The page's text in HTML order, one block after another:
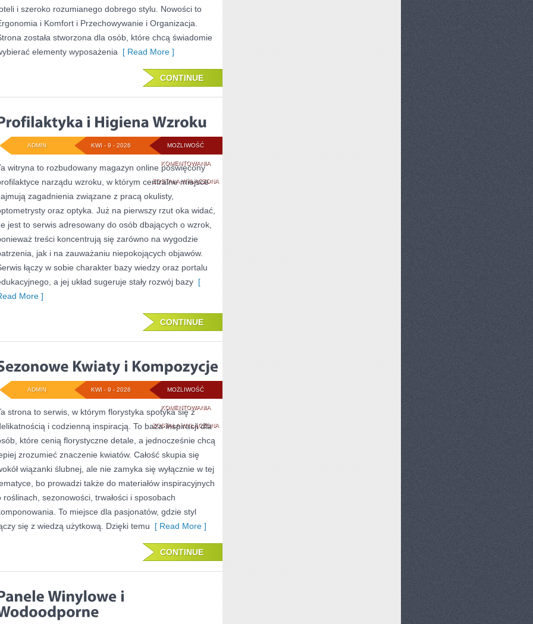
i szeroko rozumianego dobrego stylu. Nowości to
i Komfort i Przechowywanie i Organizacja.
została stworzona dla osób, które chcą świadomie
elementy wyposażenia [ Read More ]
CONTINUE
MOŻLIWOŚĆ
KOMENTOWANIAPROFILAKTYKA
I
HIGIENA
WZROKU
ZOSTAŁA WYŁĄCZONA
KWI - 9 - 2026
ADMIN
witryna to rozbudowany magazyn online poświęcony
narządu wzroku, w którym centralne miejsce
zagadnienia związane z pracą okulisty,
oraz optyka. Już na pierwszy rzut oka widać,
jest to serwis adresowany do osób dbających o wzrok,
treści koncentrują się zarówno na wygodzie
jak i na zauważaniu niepokojących objawów.
łączy w sobie charakter bazy wiedzy oraz portalu
a jej układ sugeruje stały rozwój bazy [
More ]
CONTINUE
MOŻLIWOŚĆ
KOMENTOWANIASEZONOWE
KWIATY
I
KOMPOZYCJE
ZOSTAŁA WYŁĄCZONA
KWI - 9 - 2026
ADMIN
strona to serwis, w którym florystyka spotyka się z
i codzienną inspiracją. To baza inspiracji dla
które cenią florystyczne detale, a jednocześnie chcą
zrozumieć znaczenie kwiatów. Całość skupia się
wiązanki ślubnej, ale nie zamyka się wyłącznie w tej
bo prowadzi także do materiałów inspiracyjnych
roślinach, sezonowości, trwałości i sposobach
To miejsce dla pasjonatów, gdzie styl
się z wiedzą użytkową. Dzięki temu [ Read More ]
CONTINUE